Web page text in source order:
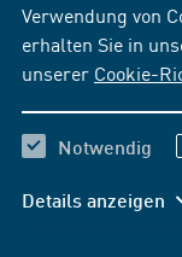
Verwendung von
erhalten Sie in
unserer Cookie-
Notwendig
Details anzeigen